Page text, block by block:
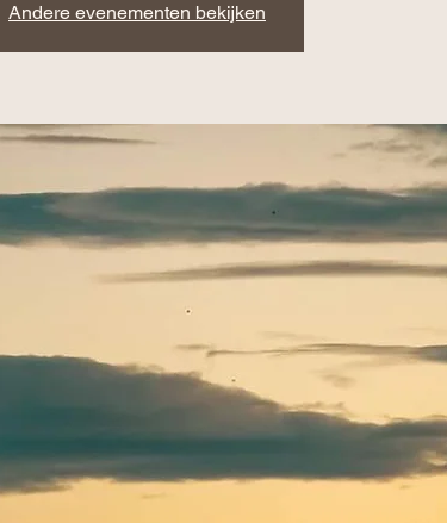
Andere evenementen bekijken